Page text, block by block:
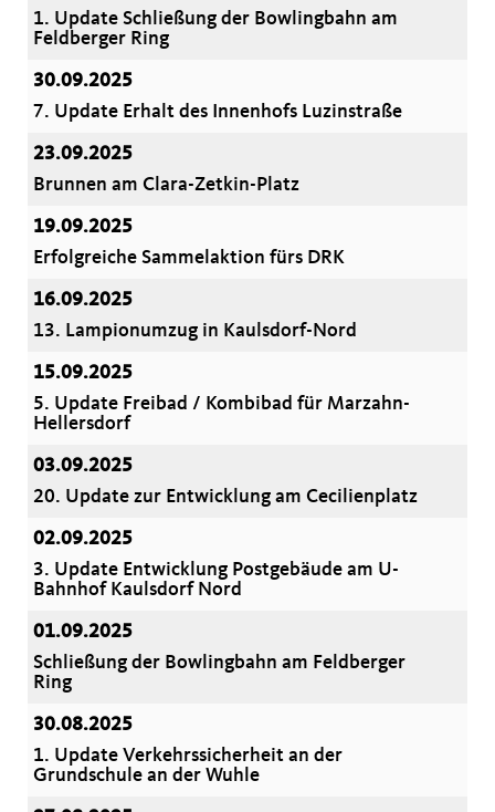
1. Update Schließung der Bowlingbahn am
Feldberger Ring
30.09.2025
7. Update Erhalt des Innenhofs Luzinstraße
23.09.2025
Brunnen am Clara-Zetkin-Platz
19.09.2025
Erfolgreiche Sammelaktion fürs DRK
16.09.2025
13. Lampionumzug in Kaulsdorf-Nord
15.09.2025
5. Update Freibad / Kombibad für Marzahn-
Hellersdorf
03.09.2025
20. Update zur Entwicklung am Cecilienplatz
02.09.2025
3. Update Entwicklung Postgebäude am U-
Bahnhof Kaulsdorf Nord
01.09.2025
Schließung der Bowlingbahn am Feldberger
Ring
30.08.2025
1. Update Verkehrssicherheit an der
Grundschule an der Wuhle